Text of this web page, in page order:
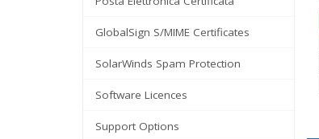
GlobalSign S/MIME Certificates
SolarWinds Spam Protection
Software Licences
Support Options